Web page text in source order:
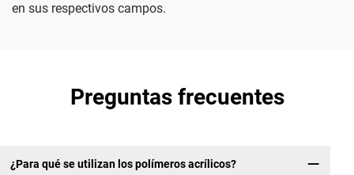
en sus respectivos campos.
Preguntas frecuentes
¿Para qué se utilizan los polímeros acrílicos?